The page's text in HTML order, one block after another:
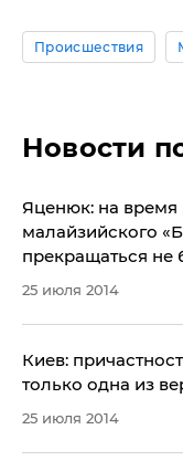
Происшествия
Новости
Яценюк: на время
малайзийского
прекращаться не
25 июля 2014
Киев:
только одна из
25 июля 2014